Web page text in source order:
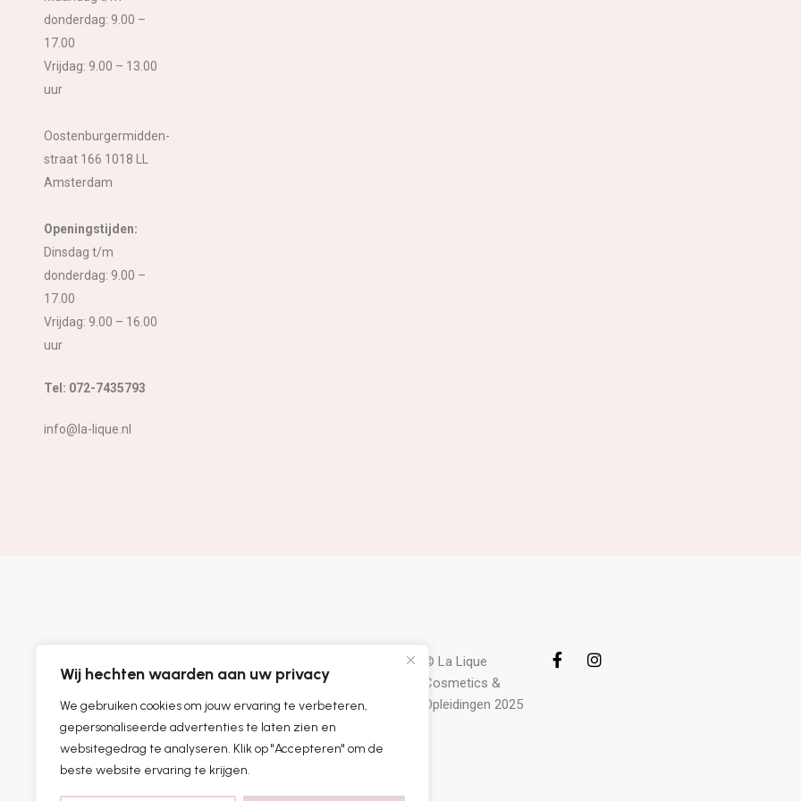
Wij hechten waarden aan uw privacy
We gebruiken cookies om jouw ervaring te verbeteren,
gepersonaliseerde advertenties te laten zien en
websitegedrag te analyseren. Klik op "Accepteren" om de
beste website ervaring te krijgen.
donderdag: 9.00 –
17.00
Vrijdag: 9.00 – 13.00
uur
Oostenburgermidden-
straat 166 1018 LL
Amsterdam
Openingstijden:
Dinsdag t/m
donderdag: 9.00 –
17.00
Vrijdag: 9.00 – 16.00
uur
Tel: 072-7435793
info@la-lique.nl
© La Lique
Cosmetics &
Opleidingen 2025